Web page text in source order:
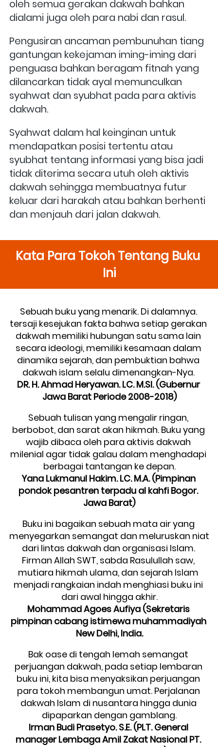
oleh semua gerakan dakwah bahkan
dialami juga oleh para nabi dan rasul.
Pengusiran ancaman pembunuhan tiang
gantungan kekejaman iming-iming dari
penguasa bahkan beragam fitnah yang
dilancarkan tidak ayal memunculkan
syahwat dan syubhat pada para aktivis
dakwah.
Syahwat dalam hal keinginan untuk
mendapatkan posisi tertentu atau
syubhat tentang informasi yang bisa jadi
tidak diterima secara utuh oleh aktivis
dakwah sehingga membuatnya futur
keluar dari harakah atau bahkan berhenti
dan menjauh dari jalan dakwah.
Kata Para Tokoh Tentang Buku
Ini
Sebuah buku yang menarik. Di dalamnya.
tersaji kesejukan fakta bahwa setiap gerakan
dakwah memiliki hubungan satu sama lain
secara ideologi, memiliki kesamaan dalam
dinamika sejarah, dan pembuktian bahwa
dakwah islam selalu dimenangkan-Nya.
DR. H. Ahmad Heryawan. LC. M.SI. (Gubernur
Jawa Barat Periode 2008-2018)
Sebuah tulisan yang mengalir ringan,
berbobot, dan sarat akan hikmah. Buku yang
wajib dibaca oleh para aktivis dakwah
milenial agar tidak galau dalam menghadapi
berbagai tantangan ke depan.
Yana Lukmanul Hakim. LC. M.A. (Pimpinan
pondok pesantren terpadu al kahfi Bogor.
Jawa Barat)
Buku ini bagaikan sebuah mata air yang
menyegarkan semangat dan meluruskan niat
dari lintas dakwah dan organisasi Islam.
Firman Allah SWT, sabda Rasulullah saw,
mutiara hikmah ulama, dan sejarah Islam
menjadi rangkaian indah menghiasi buku ini
dari awal hingga akhir.
Mohammad Agoes Aufiya (Sekretaris
pimpinan cabang istimewa muhammadiyah
New Delhi, India.
Bak oase di tengah lemah semangat
perjuangan dakwah, pada setiap lembaran
buku ini, kita bisa menyaksikan perjuangan
para tokoh membangun umat. Perjalanan
dakwah Islam di nusantara hingga dunia
dipaparkan dengan gamblang.
Irman Budi Prasetyo. S.E. (PLT. General
manager Lembaga Amil Zakat Nasional PT.